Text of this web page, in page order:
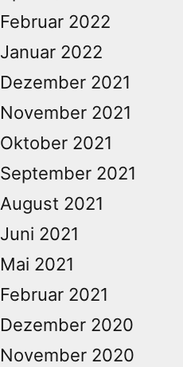
Februar 2022
Januar 2022
Dezember 2021
November 2021
Oktober 2021
September 2021
August 2021
Juni 2021
Mai 2021
Februar 2021
Dezember 2020
November 2020